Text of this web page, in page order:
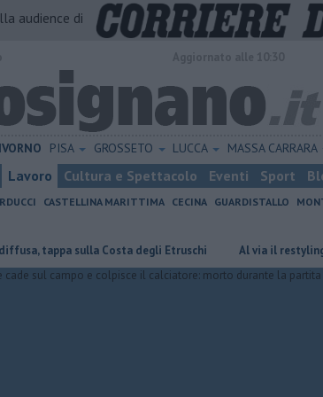
audience di
PISA GROSSETO LUCCA MASSA CARRARA
Lavoro Cultura e Spettacolo Eventi Sport
CASTELLINA MARITTIMA CECINA GUARDISTALLO
sulla Costa degli Etruschi Al via il restyling